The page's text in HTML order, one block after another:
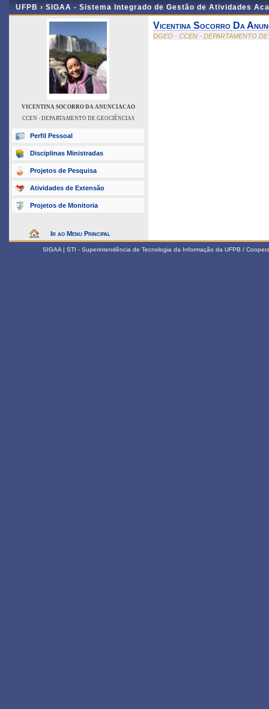
UFPB › SIGAA - Sistema Integrado de Gestão de Atividades
VICENTINA SOCORRO DA ANUNCIACAO
CCEN - DEPARTAMENTO DE GEOCIÊNCIAS
Perfil Pessoal
Disciplinas Ministradas
Projetos de Pesquisa
Atividades de Extensão
Projetos de Monitoria
Ir ao Menu Principal
Vicentina Socorro Da
DGEO - CCEN - DEPARTAMENTO
SIGAA | STI - Superintendência de Tecnologia da Informação da UFPB /